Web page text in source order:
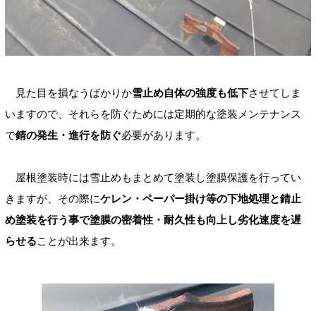
見た目を損なうばかりか雪止め自体の強度も低下させてしま
いますので、それらを防ぐためには定期的な塗装メンテナンス
で錆の発生・進行を防ぐ必要があります。
屋根塗装時には雪止めもまとめて塗装し塗膜保護を行ってい
きますが、その際にケレン・ペーパー掛け等の下地処理と錆止
め塗装を行う事で塗膜の密着性・耐久性も向上し劣化速度を遅
らせることが出来ます。